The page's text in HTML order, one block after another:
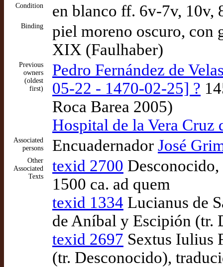
Condition en blanco ff. 6v-7v,
Binding
piel moreno oscuro, con
XIX (Faulhaber)
Previous
owners
(oldest
first)
Pedro Fernández de
05-22 - 1470-02-25] ?
Roca Barea 2005)
Hospital de la Vera Cruz
Associated
persons
Encuadernador José
Other
Associated
Texts
texid 2700
1500 ca. ad quem
texid 1334 Lucianus de
de Aníbal y Escipión (tr.
texid 2697 Sextus Iulius
(tr. Desconocido),